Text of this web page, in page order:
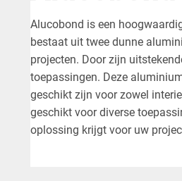
Alucobond is een
bestaat uit twee dunne
projecten. Door zijn
toepassingen. Deze
geschikt zijn voor zowel
geschikt voor diverse
oplossing krijgt voor uw